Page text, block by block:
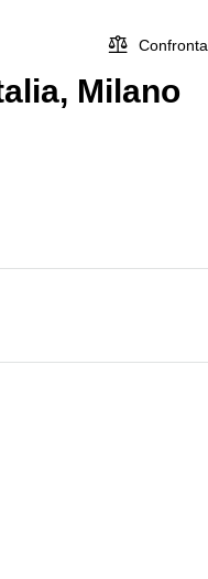
Confronta
Milano